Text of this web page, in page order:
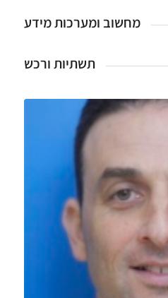
מחשוב ומערכות מידע
תשתיות ורכש